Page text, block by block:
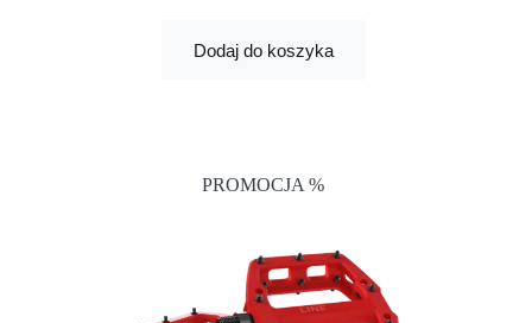
Dodaj do koszyka
PROMOCJA %